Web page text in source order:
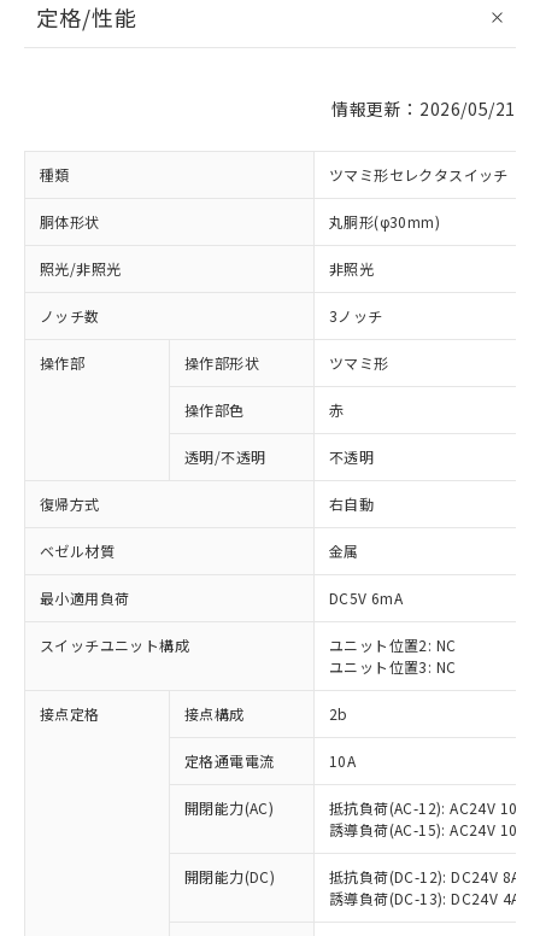
定格/性能
情報更新：2026/05/21
種類 ツマミ形セレクタスイッチ
胴体形状 丸胴形(φ30mm)
照光/非照光 非照光
ノッチ数 3ノッチ
操作部 操作部形状 ツマミ形
操作部色 赤
透明/不透明 不透明
復帰方式 右自動
ベゼル材質 金属
最小適用負荷 DC5V 6mA
スイッチユニット構成
ユニット位置2: NC
ユニット位置3: NC
接点定格 接点構成 2b
定格通電電流 10A
開閉能力(AC)
抵抗負荷(AC-12): AC24V 10A/
誘導負荷(AC-15): AC24V
開閉能力(DC)
抵抗負荷(DC-12): DC24V 8A/
誘導負荷(DC-13): DC24V 4A/
※1 対応状況
対応済み：EU RoHS指令（10物質）の
非含有に対応した製品が提供可能な商品で
対応予定：EU RoHS指令（10物質）の非含
有に対応した製品に切り替える予定のある